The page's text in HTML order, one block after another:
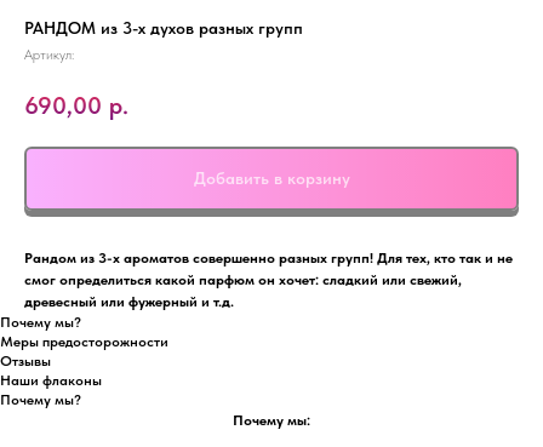
РАНДОМ из 3-х духов разных групп
Артикул:
690,00 р.
Добавить в корзину
Рандом из 3-х ароматов совершенно разных групп! Для тех, кто так и не
смог определиться какой парфюм он хочет: сладкий или свежий,
древесный или фужерный и т.д.
Почему мы?
Меры предосторожности
Отзывы
Наши флаконы
Почему мы?
Почему мы: